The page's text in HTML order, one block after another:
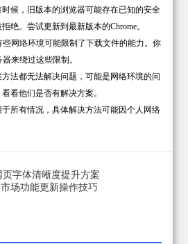
候，旧版本的浏览器可能存在已知的安全
绝。尝试更新到最新版本的Chrome。
网络环境可能限制了下载文件的能力。你
来绕过这些限制。
法都无法解决问题，可能是网络环境的问
看他们是否有解决方案。
所有情况，具体解决方法可能因个人网络
页字体清晰度提升方案
场功能更新操作技巧